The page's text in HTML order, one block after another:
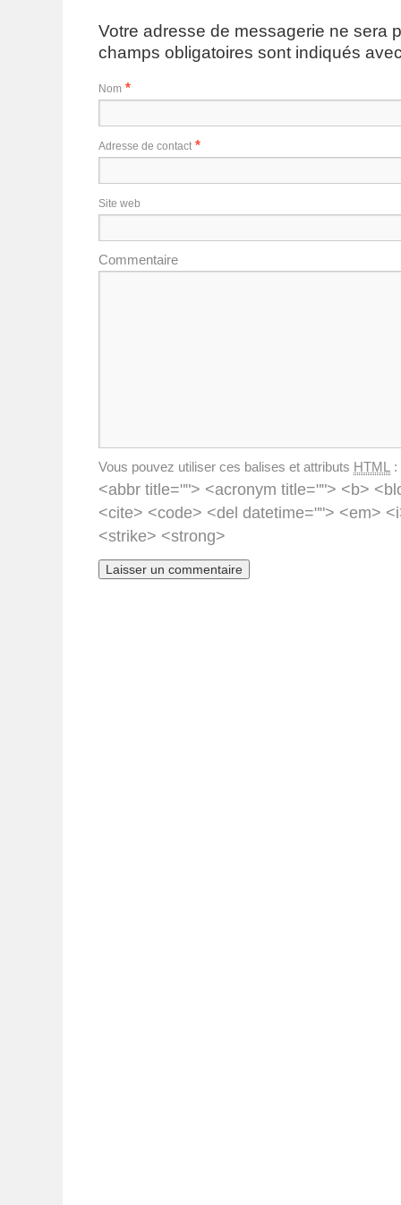
Votre adresse de messagerie ne sera
champs obligatoires sont indiqués
Nom *
Adresse de contact *
Site web
Commentaire
Vous pouvez utiliser ces balises et attributs HTML :
<abbr title=""> <acronym title=""> <b>
<cite> <code> <del datetime=""> <em>
<strike> <strong>